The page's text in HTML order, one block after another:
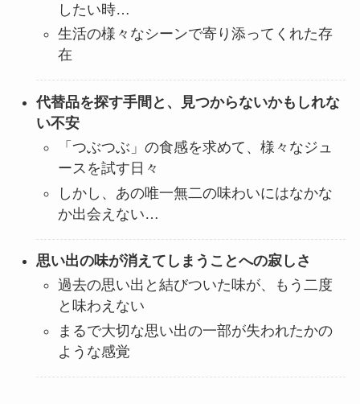
したい時…
生活の様々なシーンで寄り添ってくれた存
在
代替品を探す手間と、見つからないかもしれな
い不安
「つぶつぶ」の食感を求めて、様々なジュ
ースを試す日々
しかし、あの唯一無二の味わいにはなかな
か出会えない…
思い出の味が消えてしまうことへの寂しさ
過去の思い出と結びついた味が、もう二度
と味わえない
まるで大切な思い出の一部が失われたかの
ような感覚